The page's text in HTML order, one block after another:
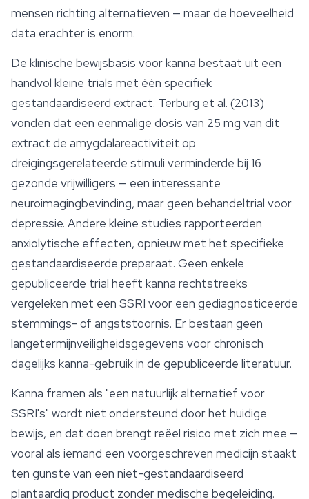
mensen richting alternatieven — maar de hoeveelheid
data erachter is enorm.
De klinische bewijsbasis voor kanna bestaat uit een
handvol kleine trials met één specifiek
gestandaardiseerd extract. Terburg et al. (2013)
vonden dat een eenmalige dosis van 25 mg van dit
extract de amygdalareactiviteit op
dreigingsgerelateerde stimuli verminderde bij 16
gezonde vrijwilligers — een interessante
neuroimagingbevinding, maar geen behandeltrial voor
depressie. Andere kleine studies rapporteerden
anxiolytische effecten, opnieuw met het specifieke
gestandaardiseerde preparaat. Geen enkele
gepubliceerde trial heeft kanna rechtstreeks
vergeleken met een SSRI voor een gediagnosticeerde
stemmings- of angststoornis. Er bestaan geen
langetermijnveiligheidsgegevens voor chronisch
dagelijks kanna-gebruik in de gepubliceerde literatuur.
Kanna framen als "een natuurlijk alternatief voor
SSRI's" wordt niet ondersteund door het huidige
bewijs, en dat doen brengt reëel risico met zich mee —
vooral als iemand een voorgeschreven medicijn staakt
ten gunste van een niet-gestandaardiseerd
plantaardig product zonder medische begeleiding.